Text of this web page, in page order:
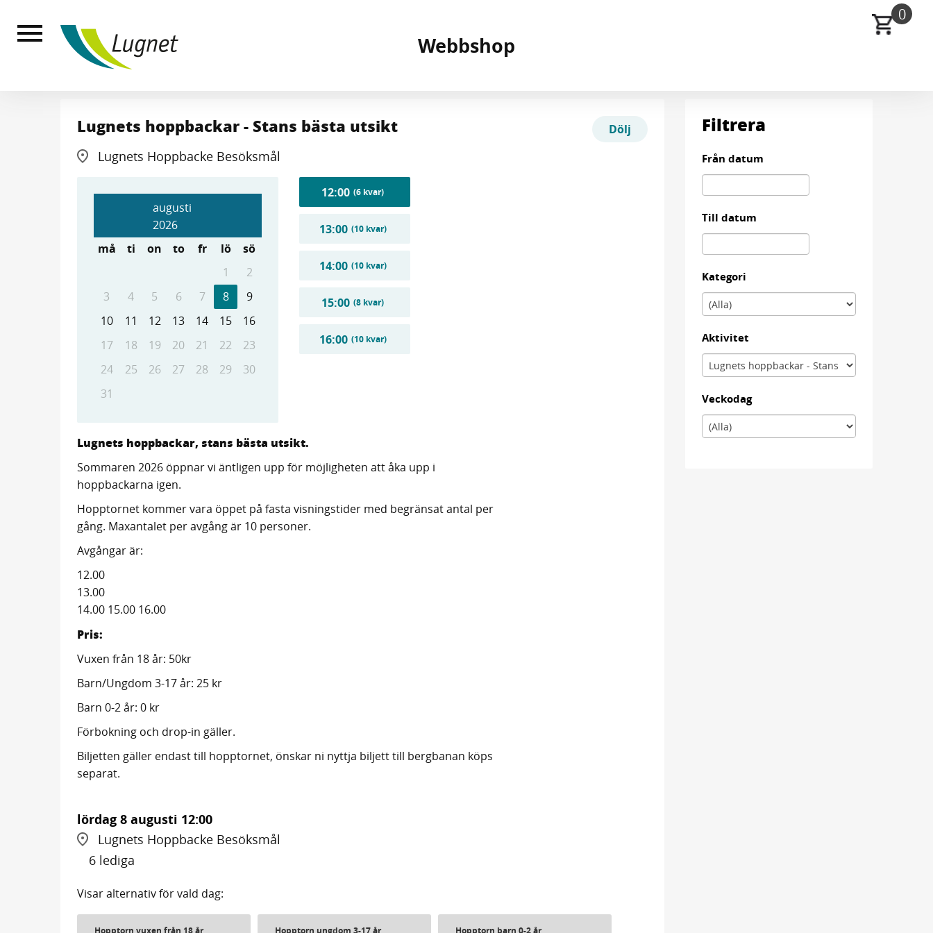
huvudinnehållet
0
Lugnets hoppbackar - Stans bästa utsikt
Lugnets Hoppbacke Besöksmål
Dölj
augusti
2026
må
ti on to fr lö
sö
1
2
3
4 5 6 7 8
9
10
11 12 13 14 15
16
17
18 19 20 21 22
23
24
25 26 27 28 29
30
31
12:00 (6 kvar)
13:00 (10 kvar)
14:00 (10 kvar)
15:00 (8 kvar)
16:00 (10 kvar)
Lugnets hoppbackar, stans bästa utsikt.
Sommaren 2026 öppnar vi äntligen upp för möjligheten att åka upp i
hoppbackarna igen.
Hopptornet kommer vara öppet på fasta visningstider med begränsat antal per
gång. Maxantalet per avgång är 10 personer.
Avgångar är:
12.00
13.00
14.00 15.00 16.00
Pris:
Vuxen från 18 år: 50kr
Barn/Ungdom 3-17 år: 25 kr
Barn 0-2 år: 0 kr
Förbokning och drop-in gäller.
Biljetten gäller endast till hopptornet, önskar ni nyttja biljett till bergbanan köps
separat.
lördag 8 augusti 12:00
Lugnets Hoppbacke Besöksmål
6 lediga
Visar alternativ för vald dag:
Hopptorn vuxen från 18 år Hopptorn ungdom 3-17 år Hopptorn barn 0-2 år
Filtrera
Från datum
Till datum
Kategori
Aktivitet
Veckodag